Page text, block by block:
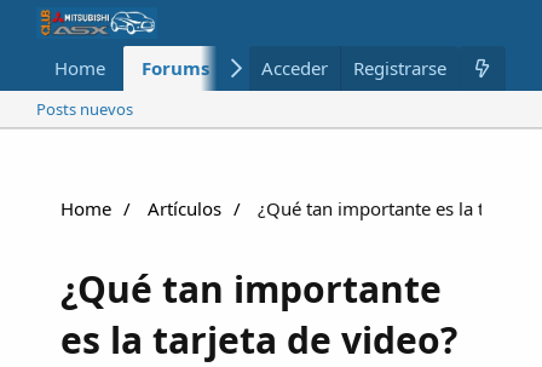
Home Forums Nuevo Miembros
Acceder Registrarse
Posts nuevos
Home Artículos ¿Qué tan importante es la tarjeta
¿Qué tan importante
es la tarjeta de video?